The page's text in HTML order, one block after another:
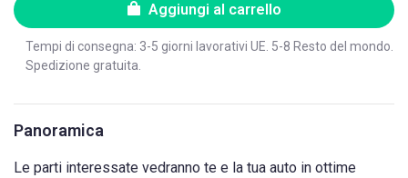
Aggiungi al carrello
Tempi di consegna: 3-5 giorni lavorativi UE. 5-8 Resto del mondo.
Spedizione gratuita.
Panoramica
Le parti interessate vedranno te e la tua auto in ottime